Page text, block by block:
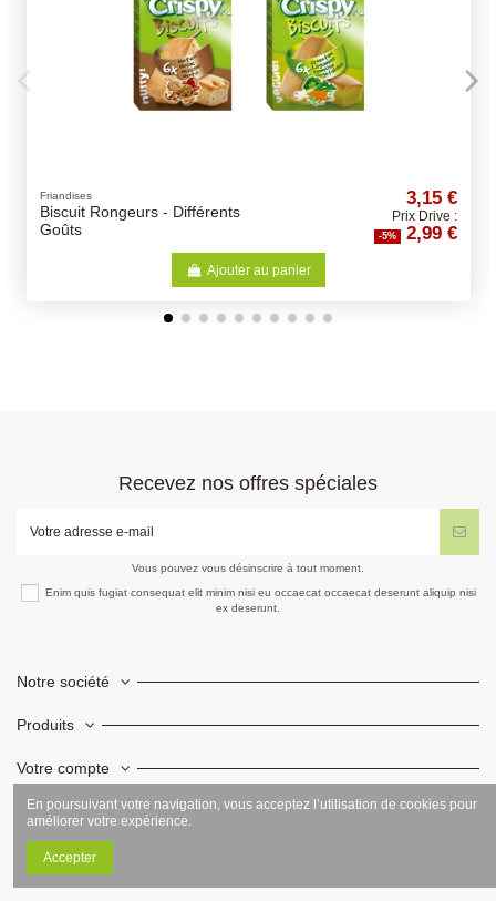
- Différents
Ajouter au panier
Friandises
Crock
Différents
Recevez nos offres spéciales
Vous pouvez vous désinscrire à tout moment.
Enim quis fugiat consequat elit minim nisi eu occaecat occaecat deserunt aliquip nisi
ex deserunt.
Notre société
Produits
Votre compte
Informations
En poursuivant votre navigation, vous acceptez l’utilisation de cookies pour
améliorer votre expérience.
Accepter